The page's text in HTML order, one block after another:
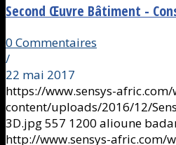
Second Œuvre Bâtiment -
0 Commentaires
/
22 mai 2017
https://www.sensys-afric.com/
content/uploads/2016/12/
3D.jpg557 1200 alioune
http://www.sensys-afric.com/